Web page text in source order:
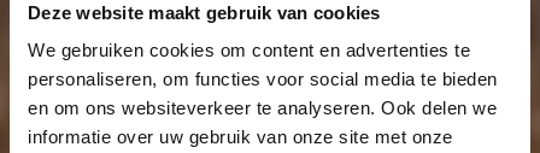
Deze website maakt gebruik van cookies
We gebruiken cookies om content en advertenties te
personaliseren, om functies voor social media te bieden
en om ons websiteverkeer te analyseren. Ook delen we
informatie over uw gebruik van onze site met onze